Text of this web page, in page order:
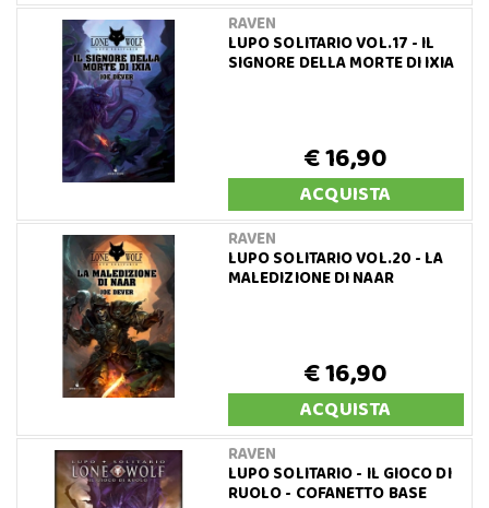
RAVEN
LUPO SOLITARIO VOL.17 - IL
SIGNORE DELLA MORTE DI IXIA
€ 16,90
ACQUISTA
RAVEN
LUPO SOLITARIO VOL.20 - LA
MALEDIZIONE DI NAAR
€ 16,90
ACQUISTA
RAVEN
LUPO SOLITARIO - IL GIOCO DI
RUOLO - COFANETTO BASE